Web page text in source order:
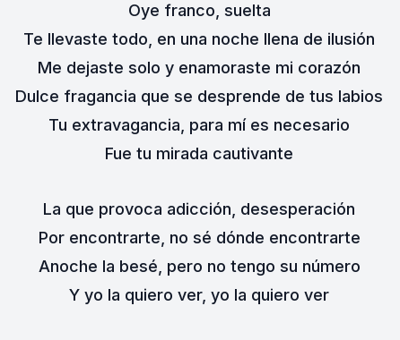
Oye franco, suelta
Te llevaste todo, en una noche llena de ilusión
Me dejaste solo y enamoraste mi corazón
Dulce fragancia que se desprende de tus labios
Tu extravagancia, para mí es necesario
Fue tu mirada cautivante
La que provoca adicción, desesperación
Por encontrarte, no sé dónde encontrarte
Anoche la besé, pero no tengo su número
Y yo la quiero ver, yo la quiero ver